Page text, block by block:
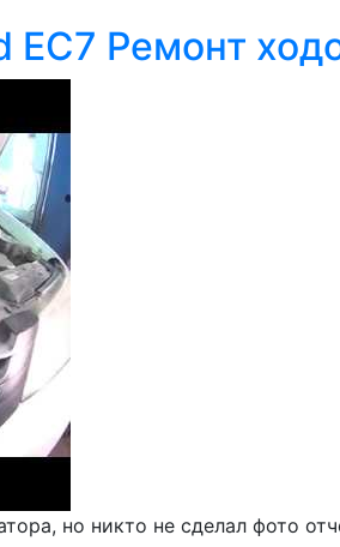
Ремонт
но никто не сделал фото